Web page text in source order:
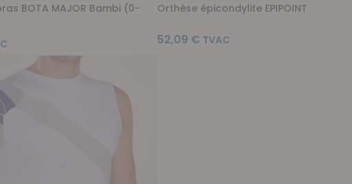
BOTA MAJOR Bambi (0-
Orthèse épicondylite EPIPOINT
52,09 €